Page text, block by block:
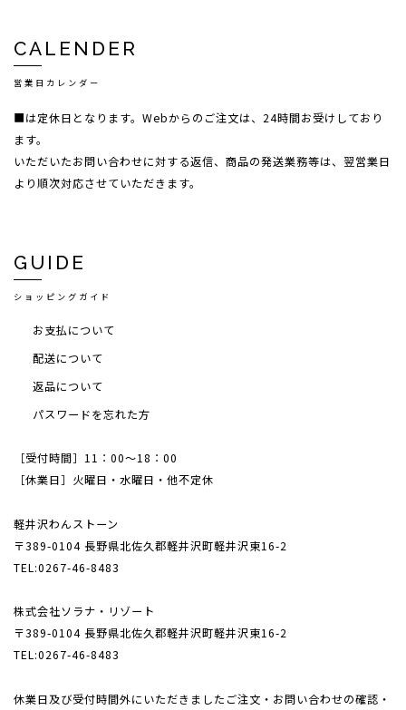
CALENDER
営業日カレンダー
■は定休日となります。Webからのご注文は、24時間お受けしており
ます。
いただいたお問い合わせに対する返信、商品の発送業務等は、翌営業日
より順次対応させていただきます。
GUIDE
ショッピングガイド
お支払について
配送について
返品について
パスワードを忘れた方
［受付時間］11：00～18：00
［休業日］火曜日・水曜日・他不定休
軽井沢わんストーン
〒389-0104 長野県北佐久郡軽井沢町軽井沢東16-2
TEL:0267-46-8483
株式会社ソラナ・リゾート
〒389-0104 長野県北佐久郡軽井沢町軽井沢東16-2
TEL:0267-46-8483
休業日及び受付時間外にいただきましたご注文・ お問い合わせの確認・